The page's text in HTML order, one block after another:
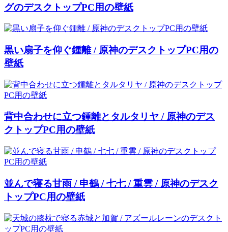
グのデスクトップPC用の壁紙
黒い扇子を仰ぐ鍾離 / 原神のデスクトップPC用の
壁紙
背中合わせに立つ鍾離とタルタリヤ / 原神のデス
クトップPC用の壁紙
並んで寝る甘雨 / 申鶴 / 七七 / 重雲 / 原神のデスク
トップPC用の壁紙